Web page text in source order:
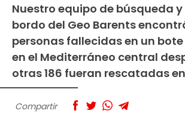
Nuestro equipo de búsqueda
bordo del Geo Barents
personas fallecidas en un
en el Mediterráneo central
otras 186 fueran rescatadas
Compartir